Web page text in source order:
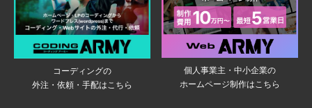
コーディングの
外注・依頼・手配はこちら
個人事業主・中小企業の
ホームページ制作はこちら